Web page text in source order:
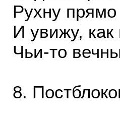
Рухну
И увижу, как
Чьи-то
8.